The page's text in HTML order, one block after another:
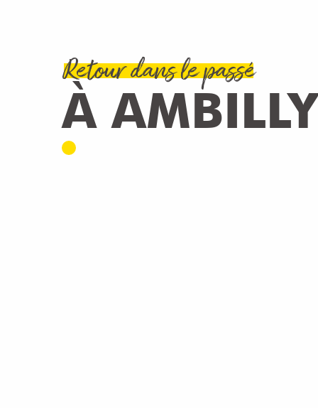
Retour dans le passé
À AMBILLY